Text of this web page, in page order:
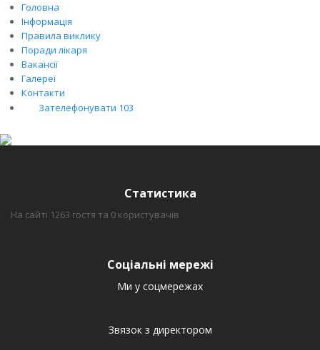
Головна
Інформація
Правила виклику
Поради лікаря
Вакансії
Галереї
Контакти
Зателефонувати 103
Статистика
На сайті 1263 гостя та 0 користувачів
Соціальні мережі
Ми у соцмережах
Звязок з директором